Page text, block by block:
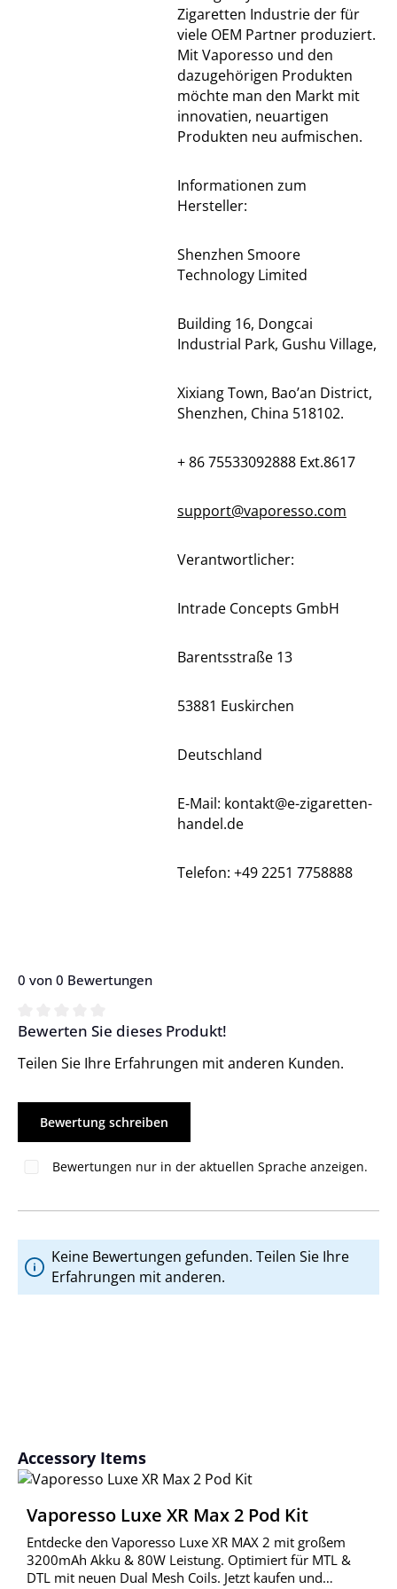
Zigaretten Industrie der für
viele OEM Partner produziert.
Mit Vaporesso und den
dazugehörigen Produkten
möchte man den Markt mit
innovatien, neuartigen
Produkten neu aufmischen.
Informationen zum
Hersteller:
Shenzhen Smoore
Technology Limited
Building 16, Dongcai
Industrial Park, Gushu Village,
Xixiang Town, Bao’an District,
Shenzhen, China 518102.
+ 86 75533092888 Ext.8617
support@vaporesso.com
Verantwortlicher:
Intrade Concepts GmbH
Barentsstraße 13
53881 Euskirchen
Deutschland
E-Mail: kontakt@e-zigaretten-
handel.de
Telefon: +49 2251 7758888
0 von 0 Bewertungen
Durchschnittliche Bewertung von 0 von 5 Sternen
Bewerten Sie dieses Produkt!
Teilen Sie Ihre Erfahrungen mit anderen Kunden.
Bewertung schreiben
Bewertungen nur in der aktuellen Sprache anzeigen.
Keine Bewertungen gefunden. Teilen Sie Ihre
Erfahrungen mit anderen.
Produktgalerie überspringen
Accessory Items
Vaporesso Luxe XR Max 2 Pod Kit
Entdecke den Vaporesso Luxe XR MAX 2 mit großem
3200mAh Akku & 80W Leistung. Optimiert für MTL &
DTL mit neuen Dual Mesh Coils. Jetzt kaufen und